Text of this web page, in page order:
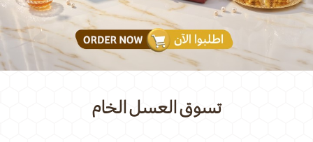
تسوق العسل الخام